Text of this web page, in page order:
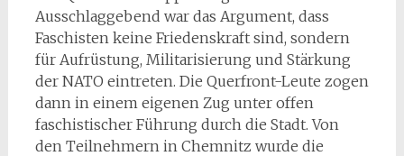
Ausschlaggebend war das Argument, dass
Faschisten keine Friedenskraft sind, sondern
für Aufrüstung, Militarisierung und Stärkung
der NATO eintreten. Die Querfront-Leute zogen
dann in einem eigenen Zug unter offen
faschistischer Führung durch die Stadt. Von
den Teilnehmern in Chemnitz wurde die